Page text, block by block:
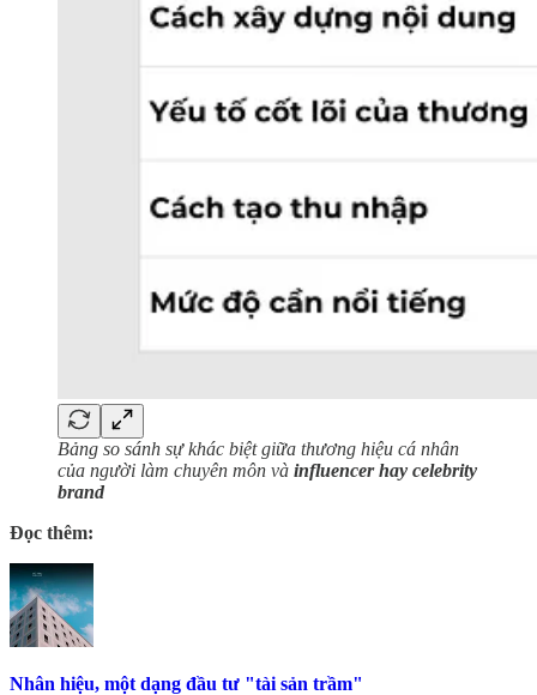
Bảng so sánh sự khác biệt giữa thương hiệu cá nhân
của người làm chuyên môn và influencer hay celebrity
brand
Đọc thêm:
Nhân hiệu, một dạng đầu tư "tài sản trầm"